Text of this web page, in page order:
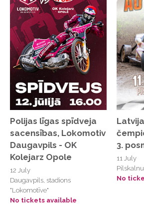
K.Suns
Kafejnīca "Jauna saule",
Kalnciema kvartāls
Kalnciema kvartāls
Kalnsētas parks
KASDĀRZĀ terase
Ķimales muiža, Kuldīgas
Kino Citadele
Klavieru salons, Brīvības iela
Klavieru salons, Brīvības ielā
KLAVINS PIANO koncertzāle
Klubs "Kursa"
Polijas līgas spīdveja
sacensības, Lokomotiv
Daugavpils - OK
Kolejarz Opole
12 July
Daugavpils, stadions
"Lokomotīve"
No tickets available
3.
11 July
No